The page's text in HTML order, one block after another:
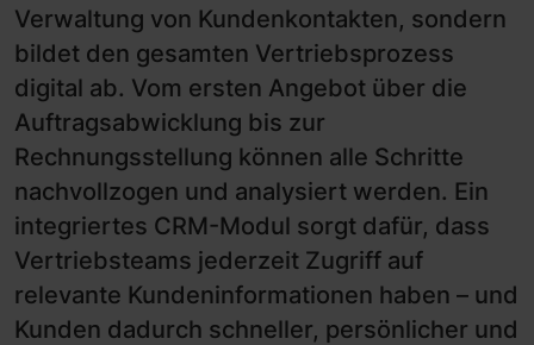
Verwaltung von Kundenkontakten, sondern
bildet den gesamten Vertriebsprozess
digital ab. Vom ersten Angebot über die
Auftragsabwicklung bis zur
Rechnungsstellung können alle Schritte
nachvollzogen und analysiert werden. Ein
integriertes CRM-Modul sorgt dafür, dass
Vertriebsteams jederzeit Zugriff auf
relevante Kundeninformationen haben – und
Kunden dadurch schneller, persönlicher und